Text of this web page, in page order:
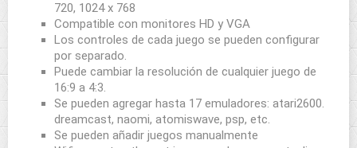
720, 1024 x 768
Compatible con monitores HD y VGA
Los controles de cada juego se pueden configurar
por separado.
Puede cambiar la resolución de cualquier juego de
16:9 a 4:3.
Se pueden agregar hasta 17 emuladores: atari2600.
dreamcast, naomi, atomiswave, psp, etc.
Se pueden añadir juegos manualmente